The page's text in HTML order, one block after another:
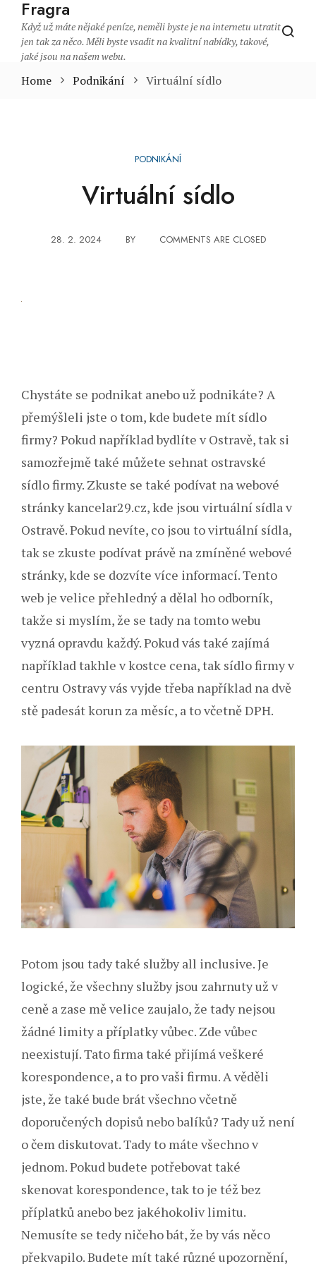
Fragra
Když už máte nějaké peníze, neměli byste je na internetu utratit
jen tak za něco. Měli byste vsadit na kvalitní nabídky, takové,
jaké jsou na našem webu.
Home Podnikání Virtuální sídlo
PODNIKÁNÍ
Virtuální sídlo
28. 2. 2024 BY COMMENTS ARE CLOSED
Chystáte se podnikat anebo už podnikáte? A
přemýšleli jste o tom, kde budete mít sídlo
firmy? Pokud například bydlíte v Ostravě, tak si
samozřejmě také můžete sehnat ostravské
sídlo firmy. Zkuste se také podívat na webové
stránky kancelar29.cz, kde jsou virtuální sídla v
Ostravě. Pokud nevíte, co jsou to virtuální sídla,
tak se zkuste podívat právě na zmíněné webové
stránky, kde se dozvíte více informací. Tento
web je velice přehledný a dělal ho odborník,
takže si myslím, že se tady na tomto webu
vyzná opravdu každý. Pokud vás také zajímá
například takhle v kostce cena, tak sídlo firmy v
centru Ostravy vás vyjde třeba například na dvě
stě padesát korun za měsíc, a to včetně DPH.
Potom jsou tady také služby all inclusive. Je
logické, že všechny služby jsou zahrnuty už v
ceně a zase mě velice zaujalo, že tady nejsou
žádné limity a příplatky vůbec. Zde vůbec
neexistují. Tato firma také přijímá veškeré
korespondence, a to pro vaši firmu. A věděli
jste, že také bude brát všechno včetně
doporučených dopisů nebo balíků? Tady už není
o čem diskutovat. Tady to máte všechno v
jednom. Pokud budete potřebovat také
skenovat korespondence, tak to je též bez
příplatků anebo bez jakéhokoliv limitu.
Nemusíte se tedy ničeho bát, že by vás něco
překvapilo. Budete mít také různé upozornění,